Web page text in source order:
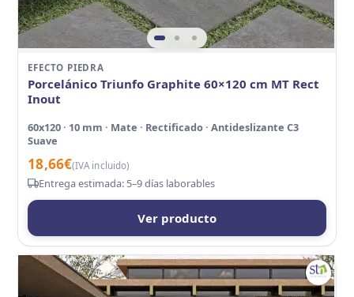
EFECTO PIEDRA
Porcelánico Triunfo Graphite 60×120 cm MT Rect
Inout
60x120 · 10 mm · Mate · Rectificado · Antideslizante C3
Suave
18,66€(IVA incluido)
Entrega estimada: 5–9 días laborables
Ver producto